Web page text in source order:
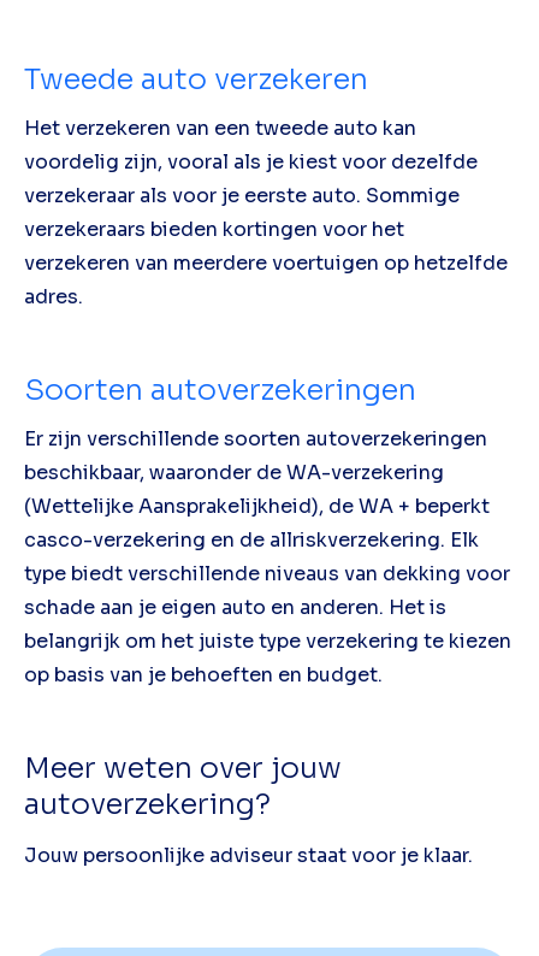
Tweede auto verzekeren
Het verzekeren van een tweede auto kan
voordelig zijn, vooral als je kiest voor dezelfde
verzekeraar als voor je eerste auto. Sommige
verzekeraars bieden kortingen voor het
verzekeren van meerdere voertuigen op hetzelfde
adres.
Soorten autoverzekeringen
Er zijn verschillende soorten autoverzekeringen
beschikbaar, waaronder de WA-verzekering
(Wettelijke Aansprakelijkheid), de WA + beperkt
casco-verzekering en de allriskverzekering. Elk
type biedt verschillende niveaus van dekking voor
schade aan je eigen auto en anderen. Het is
belangrijk om het juiste type verzekering te kiezen
op basis van je behoeften en budget.
Meer weten over jouw
autoverzekering?
Jouw persoonlijke adviseur staat voor je klaar.